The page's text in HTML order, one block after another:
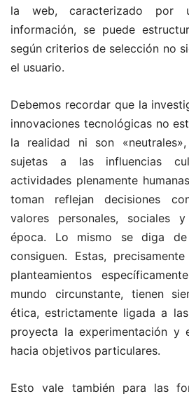
la web, caracterizado por
información, se puede
según criterios de selección no
el usuario.
Debemos recordar que la
innovaciones tecnológicas no
la realidad ni son «neutrales»,
sujetas a las influencias
actividades plenamente
toman reflejan decisiones
valores personales, sociales
época. Lo mismo se diga
consiguen. Estas,
planteamientos
mundo circunstante, tienen
ética, estrictamente ligada a
proyecta la experimentación y
hacia objetivos particulares.
Esto vale también para las